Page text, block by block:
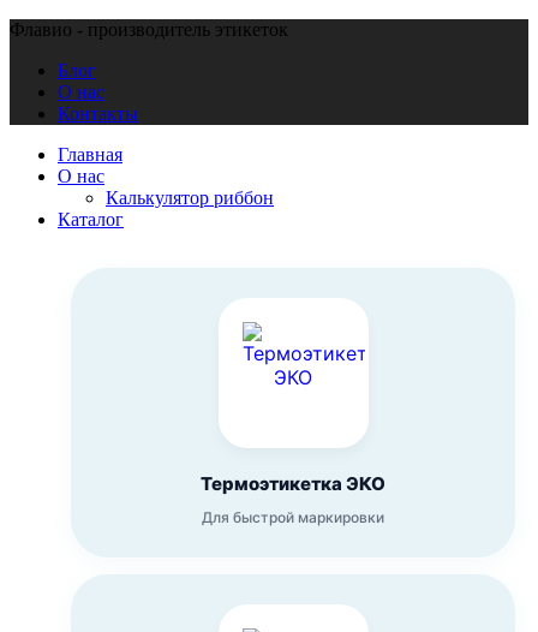
Флавио - производитель этикеток
Блог
О нас
Контакты
Главная
О нас
Калькулятор риббон
Каталог
Термоэтикетка ЭКО
Для быстрой маркировки